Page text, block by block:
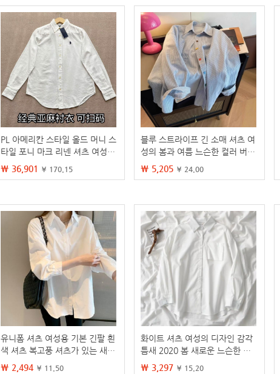
PL 아메리칸 스타일 올드 머니 스
타일 포니 마크 리넨 셔츠 여성용
클래식 긴 소매 선스크린 통기성
셔츠 여성
₩ 36,901 ¥ 170.15
블루 스트라이프 긴 소매 셔츠 여
성의 봄과 여름 느슨한 컬러 버튼
디자인 센스 대비 컬러 재킷 선스
크린 셔츠 트렌디
₩ 5,205 ¥ 24.00
유니폼 셔츠 여성용 기본 긴팔 흰
색 셔츠 복고풍 셔츠가 있는 새로
운 다용도 기본 작업복
₩ 2,494 ¥ 11.50
화이트 셔츠 여성의 디자인 감각
틈새 2020 봄 새로운 느슨한 학
생 복고풍 홍콩 스타일 대학 스타
₩ 3,297 ¥ 15.20